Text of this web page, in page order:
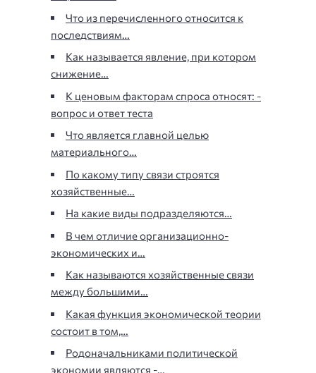
Что из перечисленного относится к
последствиям…
Как называется явление, при котором
снижение…
К ценовым факторам спроса относят: -
вопрос и ответ теста
Что является главной целью
материального…
По какому типу связи строятся
хозяйственные…
На какие виды подразделяются…
В чем отличие организационно-
экономических и…
Как называются хозяйственные связи
между большими…
Какая функция экономической теории
состоит в том,…
Родоначальниками политической
экономии являются -…